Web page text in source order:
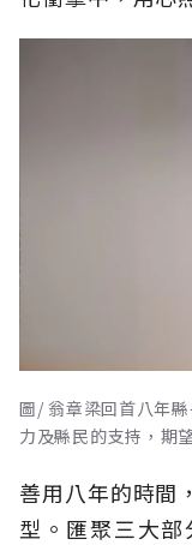
圖/ 翁章梁回首八年
力及縣民的支持，期
善用八年的時間
型。匯聚三大